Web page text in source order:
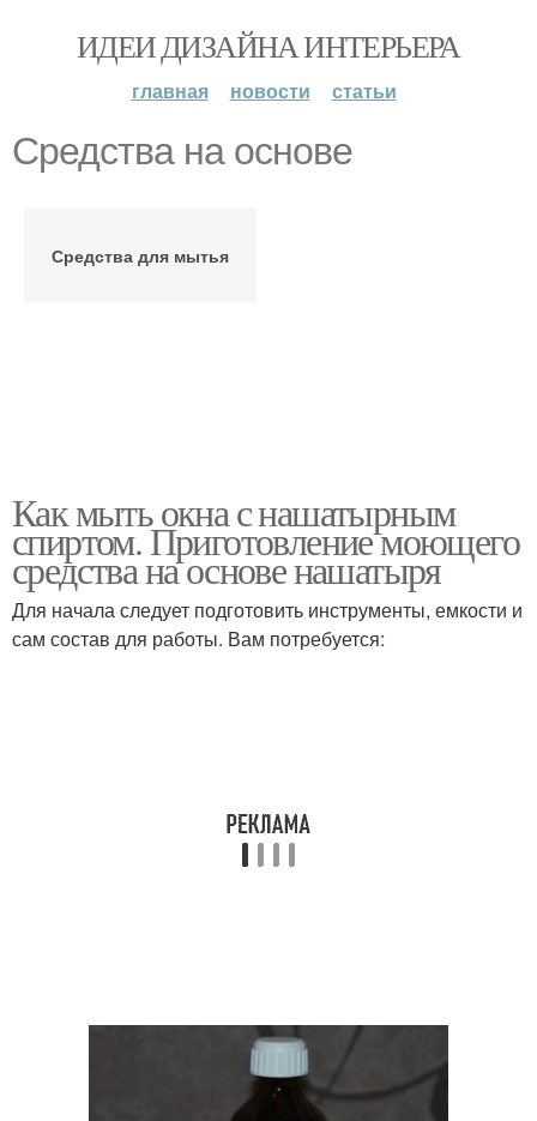
ИДЕИ ДИЗАЙНА ИНТЕРЬЕРА
главная новости статьи
Средства на основе
Средства для мытья
Как мыть окна с нашатырным
спиртом. Приготовление моющего
средства на основе нашатыря
Для начала следует подготовить инструменты, емкости и
сам состав для работы. Вам потребуется: